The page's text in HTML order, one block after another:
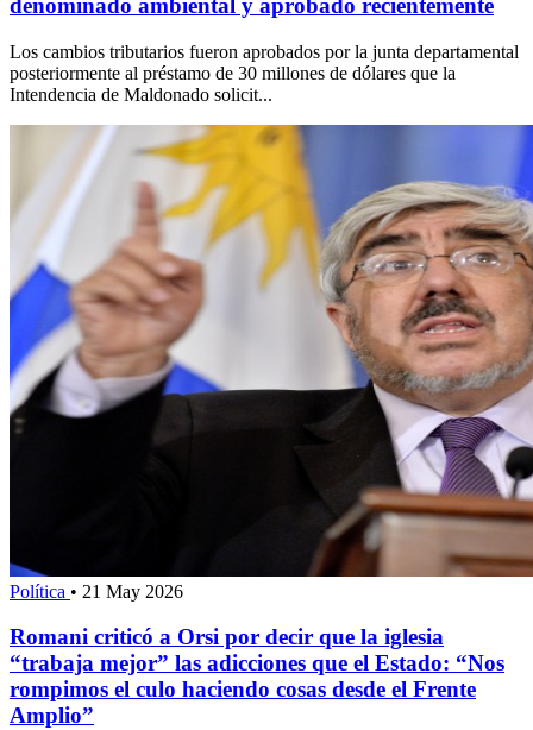
denominado ambiental y aprobado recientemente
Los cambios tributarios fueron aprobados por la junta departamental
posteriormente al préstamo de 30 millones de dólares que la
Intendencia de Maldonado solicit...
Política • 21 May 2026
Romani criticó a Orsi por decir que la iglesia
“trabaja mejor” las adicciones que el Estado: “Nos
rompimos el culo haciendo cosas desde el Frente
Amplio”